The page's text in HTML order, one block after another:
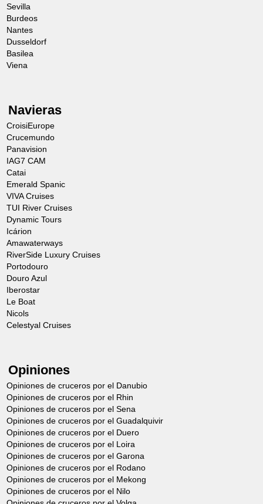
Sevilla
Burdeos
Nantes
Dusseldorf
Basilea
Viena
Navieras
CroisiEurope
Crucemundo
Panavision
IAG7 CAM
Catai
Emerald Spanic
VIVA Cruises
TUI River Cruises
Dynamic Tours
Icárion
Amawaterways
RiverSide Luxury Cruises
Portodouro
Douro Azul
Iberostar
Le Boat
Nicols
Celestyal Cruises
Opiniones
Opiniones de cruceros por el Danubio
Opiniones de cruceros por el Rhin
Opiniones de cruceros por el Sena
Opiniones de cruceros por el Guadalquivir
Opiniones de cruceros por el Duero
Opiniones de cruceros por el Loira
Opiniones de cruceros por el Garona
Opiniones de cruceros por el Rodano
Opiniones de cruceros por el Mekong
Opiniones de cruceros por el Nilo